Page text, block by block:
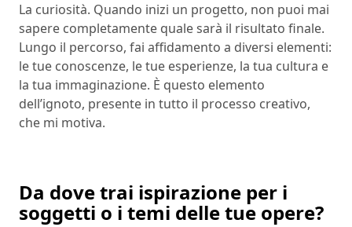
La curiosità. Quando inizi un progetto, non puoi mai
sapere completamente quale sarà il risultato finale.
Lungo il percorso, fai affidamento a diversi elementi:
le tue conoscenze, le tue esperienze, la tua cultura e
la tua immaginazione. È questo elemento
dell’ignoto, presente in tutto il processo creativo,
che mi motiva.
Da dove trai ispirazione per i
soggetti o i temi delle tue opere?